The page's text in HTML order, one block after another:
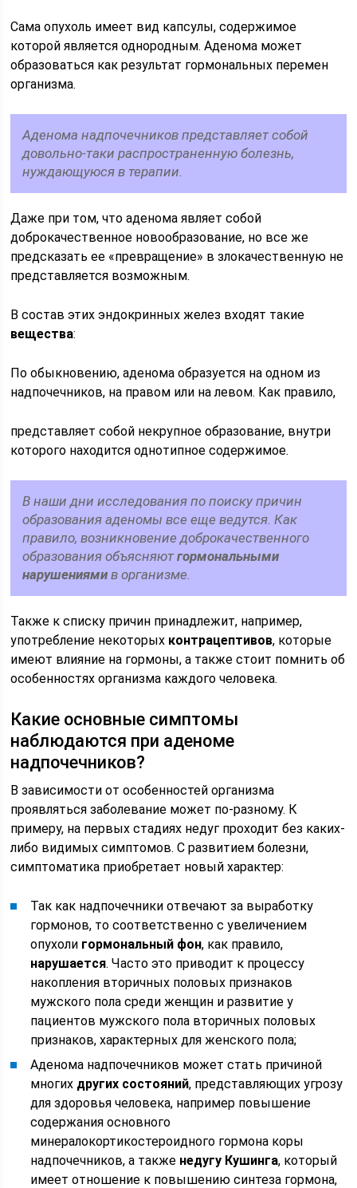
Сама опухоль имеет вид капсулы, содержимое
которой является однородным. Аденома может
образоваться как результат гормональных перемен
организма.
Аденома надпочечников представляет собой
довольно-таки распространенную болезнь,
нуждающуюся в терапии.
Даже при том, что аденома являет собой
доброкачественное новообразование, но все же
предсказать ее «превращение» в злокачественную не
представляется возможным.
В состав этих эндокринных желез входят такие
вещества:
По обыкновению, аденома образуется на одном из
надпочечников, на правом или на левом. Как правило,
представляет собой некрупное образование, внутри
которого находится однотипное содержимое.
В наши дни исследования по поиску причин
образования аденомы все еще ведутся. Как
правило, возникновение доброкачественного
образования объясняютгормональными
нарушениями в организме.
Также к списку причин принадлежит, например,
употребление некоторых контрацептивов, которые
имеют влияние на гормоны, а также стоит помнить об
особенностях организма каждого человека.
Какие основные симптомы
наблюдаются при аденоме
надпочечников?
В зависимости от особенностей организма
проявляться заболевание может по-разному. К
примеру, на первых стадиях недуг проходит без каких-
либо видимых симптомов. С развитием болезни,
симптоматика приобретает новый характер:
Так как надпочечники отвечают за выработку
гормонов, то соответственно с увеличением
опухоли гормональный фон, как правило,
нарушается. Часто это приводит к процессу
накопления вторичных половых признаков
мужского пола среди женщин и развитие у
пациентов мужского пола вторичных половых
признаков, характерных для женского пола;
Аденома надпочечников может стать причиной
многих других состояний, представляющих угрозу
для здоровья человека, например повышение
содержания основного
минералокортикостероидного гормона коры
надпочечников, а также недугу Кушинга, который
имеет отношение к повышению синтеза гормона,